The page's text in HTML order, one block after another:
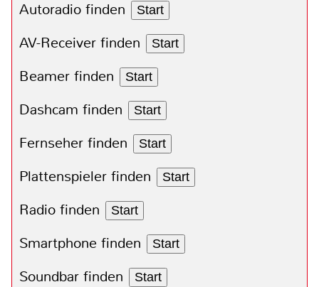
Autoradio finden Start
AV-Receiver finden Start
Beamer finden Start
Dashcam finden Start
Fernseher finden Start
Plattenspieler finden Start
Radio finden Start
Smartphone finden Start
Soundbar finden Start